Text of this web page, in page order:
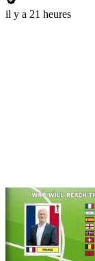
il y a 21 heures